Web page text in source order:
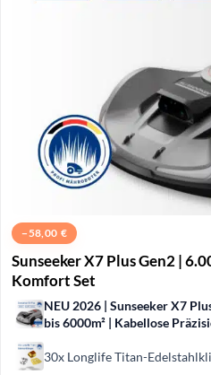
−58,00 €
Sunseeker X7 Plus Gen2 |
Komfort Set
NEU 2026 | Sunseeker X7
bis 6000m² | Kabellose
30x Longlife Titan-